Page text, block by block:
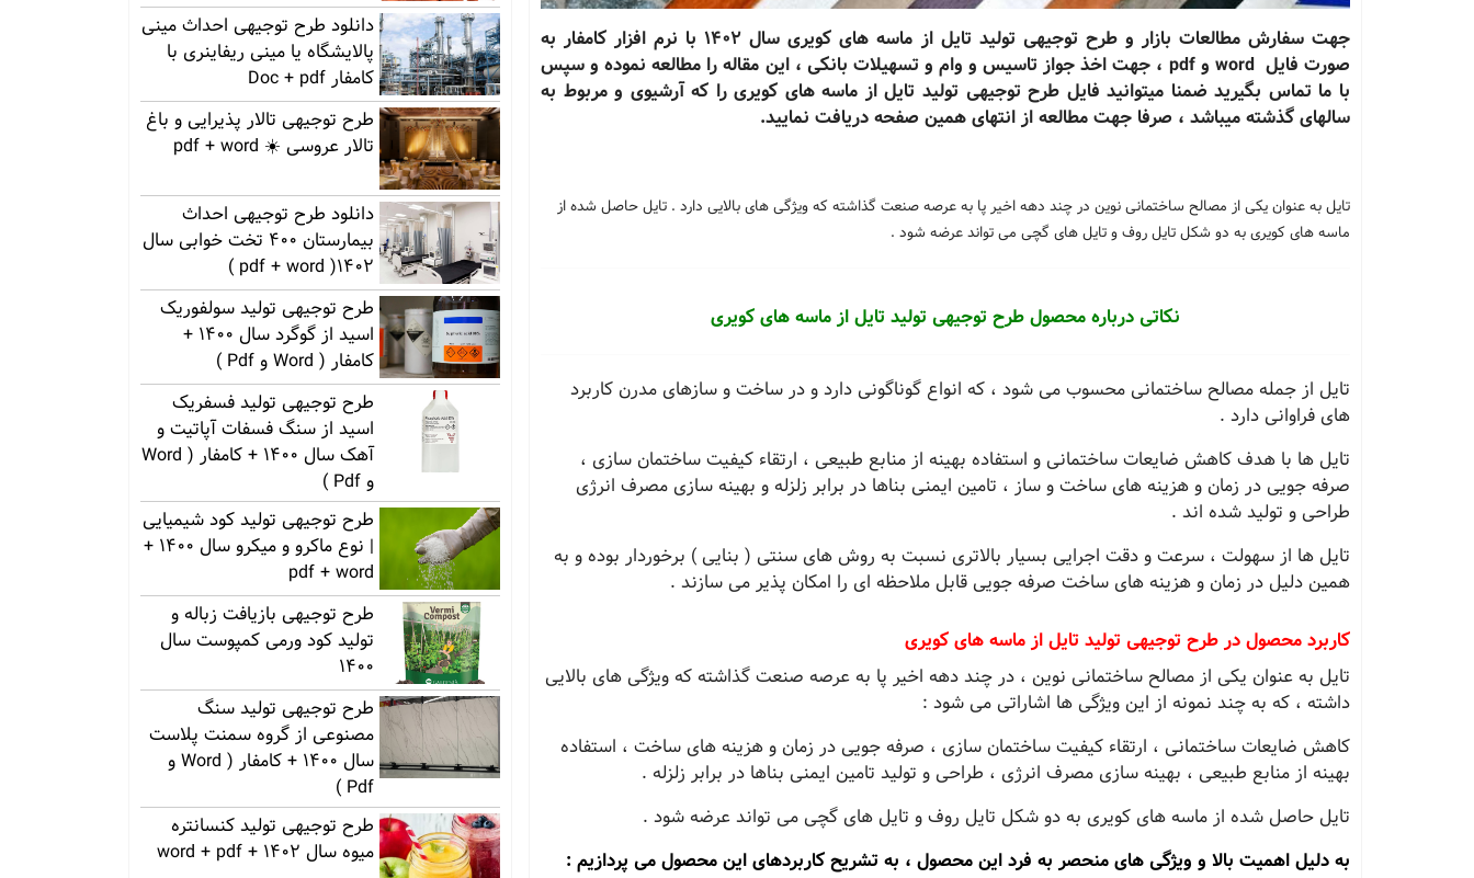
جهت سفارش مطالعات بازار و طرح توجیهی تولید تایل از ماسه های کویری سال 1402 با نرم افزار کامفار به
صورت فایل word و pdf ، جهت اخذ جواز تاسیس و وام و تسهیلات بانکی ، این مقاله را مطالعه نموده و سپس
با ما تماس بگیرید ضمنا میتوانید فایل طرح توجیهی تولید تایل از ماسه های کویری را که آرشیوی و مربوط به
سالهای گذشته میباشد ، صرفا جهت مطالعه از انتهای همین صفحه دریافت نمایید.
تایل به عنوان یکی از مصالح ساختمانی نوین در چند دهه اخیر پا به عرصه صنعت گذاشته که ویژگی های بالایی دارد . تایل حاصل شده از
ماسه های کویری به دو شکل تایل روف و تایل های گچی می تواند عرضه شود .
نکاتی درباره محصول طرح توجیهی تولید تایل از ماسه های کویری
تایل از جمله مصالح ساختمانی محسوب می شود ، که انواع گوناگونی دارد و در ساخت و سازهای مدرن کاربرد
های فراوانی دارد .
تایل ها با هدف کاهش ضایعات ساختمانی و استفاده بهینه از منابع طبیعی ، ارتقاء کیفیت ساختمان سازی ،
صرفه جویی در زمان و هزینه های ساخت و ساز ، تامین ایمنی بناها در برابر زلزله و بهینه سازی مصرف انرژی
طراحی و تولید شده اند .
تایل ها از سهولت ، سرعت و دقت اجرایی بسیار بالاتری نسبت به روش های سنتی ( بنایی ) برخوردار بوده و به
همین دلیل در زمان و هزینه های ساخت صرفه جویی قابل ملاحظه ای را امکان پذیر می سازند .
کاربرد محصول در طرح توجیهی تولید تایل از ماسه های کویری
تایل به عنوان یکی از مصالح ساختمانی نوین ، در چند دهه اخیر پا به عرصه صنعت گذاشته که ویژگی های بالایی
داشته ، که به چند نمونه از این ویژگی ها اشاراتی می شود :
کاهش ضایعات ساختمانی ، ارتقاء کیفیت ساختمان سازی ، صرفه جویی در زمان و هزینه های ساخت ، استفاده
بهینه از منابع طبیعی ، بهینه سازی مصرف انرژی ، طراحی و تولید تامین ایمنی بناها در برابر زلزله .
تایل حاصل شده از ماسه های کویری به دو شکل تایل روف و تایل های گچی می تواند عرضه شود .
به دلیل اهمیت بالا و ویژگی های منحصر به فرد این محصول ، به تشریح کاربردهای این محصول می پردازیم :
دانلود طرح توجیهی احداث مینی
پالایشگاه یا مینی ریفاینری با
کامفار Doc + pdf
طرح توجیهی تالار پذیرایی و باغ
تالار عروسی ☀️ pdf + word
دانلود طرح توجیهی احداث
بیمارستان 400 تخت خوابی سال
1402( pdf + word )
طرح توجیهی تولید سولفوریک
اسید از گوگرد سال 1400 +
کامفار ( Word و Pdf )
طرح توجیهی تولید فسفریک
اسید از سنگ فسفات آپاتیت و
آهک سال 1400 + کامفار ( Word
و Pdf )
طرح توجیهی تولید کود شیمیایی
| نوع ماکرو و میکرو سال 1400 +
pdf + word
طرح توجیهی بازیافت زباله و
تولید کود ورمی کمپوست سال
1400
طرح توجیهی تولید سنگ
مصنوعی از گروه سمنت پلاست
سال 1400 + کامفار ( Word و
Pdf )
طرح توجیهی تولید کنسانتره
میوه سال 1402 + word + pdf